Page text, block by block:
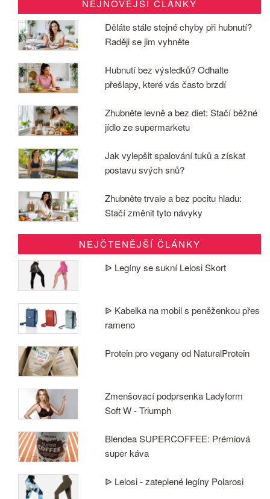
NEJNOVĚJŠÍ ČLÁNKY
Děláte stále stejné chyby při hubnutí?
Raději se jim vyhněte
Hubnutí bez výsledků? Odhalte
přešlapy, které vás často brzdí
Zhubněte levně a bez diet: Stačí běžné
jídlo ze supermarketu
Jak vylepšit spalování tuků a získat
postavu svých snů?
Zhubněte trvale a bez pocitu hladu:
Stačí změnit tyto návyky
NEJČTENĚJŠÍ ČLÁNKY
ᐉ Legíny se sukní Lelosi Skort
ᐉ Kabelka na mobil s peněženkou přes
rameno
Protein pro vegany od NaturalProtein
Zmenšovací podprsenka Ladyform
Soft W - Triumph
Blendea SUPERCOFFEE: Prémiová
super káva
ᐉ Lelosi - zateplené legíny Polarosi